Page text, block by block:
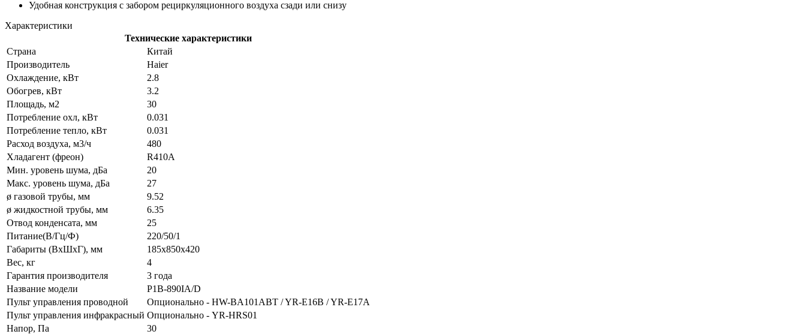
Удобная конструкция с забором рециркуляционного воздуха сзади или снизу
Характеристики
Технические характеристики
Страна
Китай
Производитель
Haier
Охлаждение, кВт
2.8
Обогрев, кВт
3.2
Площадь, м2
30
Потребление охл, кВт
0.031
Потребление тепло, кВт
0.031
Расход воздуха, м3/ч
480
Хладагент (фреон)
R410A
Мин. уровень шума, дБа
20
Макс. уровень шума, дБа
27
ø газовой трубы, мм
9.52
ø жидкостной трубы, мм
6.35
Отвод конденсата, мм
25
Питание(В/Гц/Ф)
220/50/1
Габариты (ВxШxГ), мм
185х850х420
Вес, кг
4
Гарантия производителя
3 года
Название модели
P1B-890IA/D
Пульт управления проводной
Опционально - HW-BA101ABT / YR-E16B / YR-E17A
Пульт управления инфракрасный Опционально - YR-HRS01
Напор, Па
30